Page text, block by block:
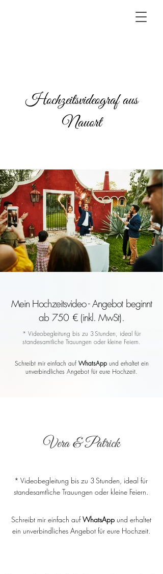
Hochzeitsvideograf aus
Nauort
Mein Hochzeitsvideo - Angebot beginnt
ab 750 € (inkl. MwSt).
* Videobegleitung bis zu 3 Stunden, ideal für
standesamtliche Trauungen oder kleine Feiern.
Schreibt mir einfach auf WhatsAppund erhaltet ein
unverbindliches Angebot für eure Hochzeit.
Vera & Patrick
* Videobegleitung bis zu 3 Stunden, ideal für
standesamtliche Trauungen oder kleine Feiern.
Schreibt mir einfach aufWhatsAppund erhaltet
ein unverbindliches Angebot für eure Hochzeit.